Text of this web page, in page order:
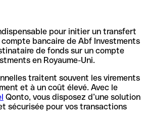
pour initier un transfert
bancaire de Abf Investments
de fonds sur un compte
en Royaume-Uni.
traitent souvent les virements
et à un coût élevé. Avec le
Qonto, vous disposez d’une solution
sécurisée pour vos transactions